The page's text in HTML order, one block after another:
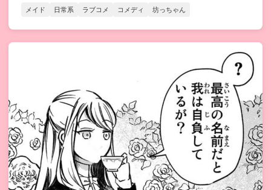
メイド 日常系 ラブコメ コメディ 坊っちゃん